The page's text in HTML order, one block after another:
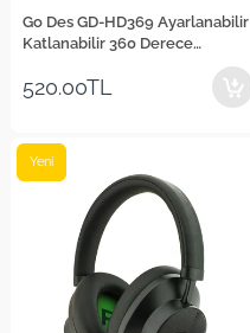
Go Des GD-HD369 Ayarlanabilir
Katlanabilir 360 Derece
Dönebilen Telefon ve Tablet
Standı
520.00TL
Yeni